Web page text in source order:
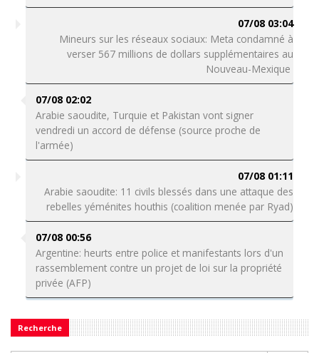
07/08 03:04
Mineurs sur les réseaux sociaux: Meta condamné à
verser 567 millions de dollars supplémentaires au
Nouveau-Mexique
07/08 02:02
Arabie saoudite, Turquie et Pakistan vont signer
vendredi un accord de défense (source proche de
l'armée)
07/08 01:11
Arabie saoudite: 11 civils blessés dans une attaque des
rebelles yéménites houthis (coalition menée par Ryad)
07/08 00:56
Argentine: heurts entre police et manifestants lors d'un
rassemblement contre un projet de loi sur la propriété
privée (AFP)
Recherche